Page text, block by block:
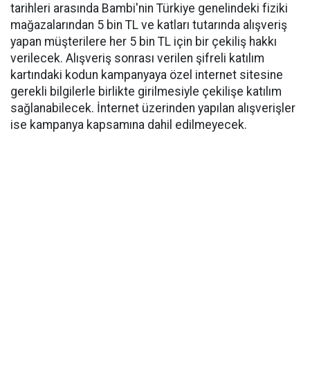
tarihleri arasında Bambi'nin Türkiye genelindeki fiziki
mağazalarından 5 bin TL ve katları tutarında alışveriş
yapan müşterilere her 5 bin TL için bir çekiliş hakkı
verilecek. Alışveriş sonrası verilen şifreli katılım
kartındaki kodun kampanyaya özel internet sitesine
gerekli bilgilerle birlikte girilmesiyle çekilişe katılım
sağlanabilecek. İnternet üzerinden yapılan alışverişler
ise kampanya kapsamına dahil edilmeyecek.